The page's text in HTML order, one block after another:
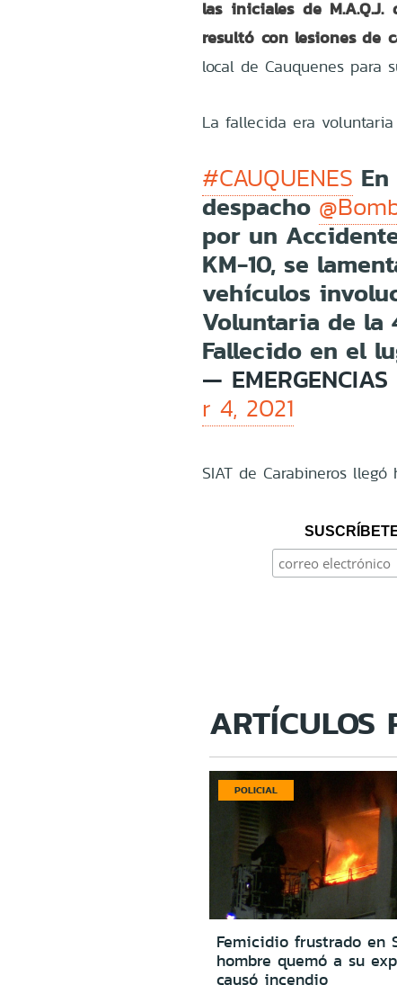
las iniciales de M.A.Q.J.
resultó con lesiones de
local de Cauquenes para
La fallecida era
#CAUQUENES
despacho
por un
KM-10, se
vehículos
Voluntaria de la
Fallecido en el
—
r 4, 2021
SIAT de Carabineros
ARTÍCULOS
POLICIAL
Femicidio frustrado en
hombre quemó a su
causó incendio